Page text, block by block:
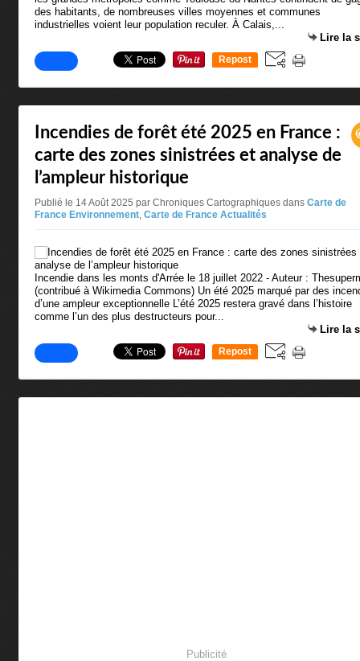
des habitants, de nombreuses villes moyennes et communes
industrielles voient leur population reculer. À Calais,...
Lire la
Repost
Incendies de forêt été 2025 en France :
carte des zones sinistrées et analyse de
l’ampleur historique
Publié le 14 Août 2025 par Chroniques Cartographiques dans Carte de
France Environnement, Carte de France Actualités
Incendie dans les monts d'Arrée le 18 juillet 2022 - Auteur :
(contribué à Wikimedia Commons) Un été 2025 marqué par des
d’une ampleur exceptionnelle L’été 2025 restera gravé dans l’histoire
comme l’un des plus destructeurs pour...
Lire la
Repost
Publicité